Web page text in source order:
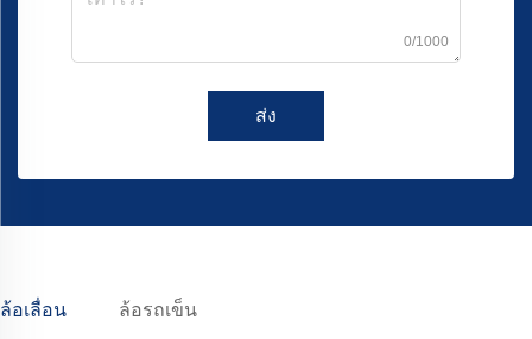
0/1000
ส่ง
ล้อเลื่อน ล้อรถเข็น